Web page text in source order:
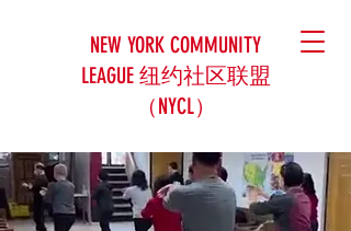
NEW YORK COMMUNITY
LEAGUE 纽约社区联盟
（NYCL）